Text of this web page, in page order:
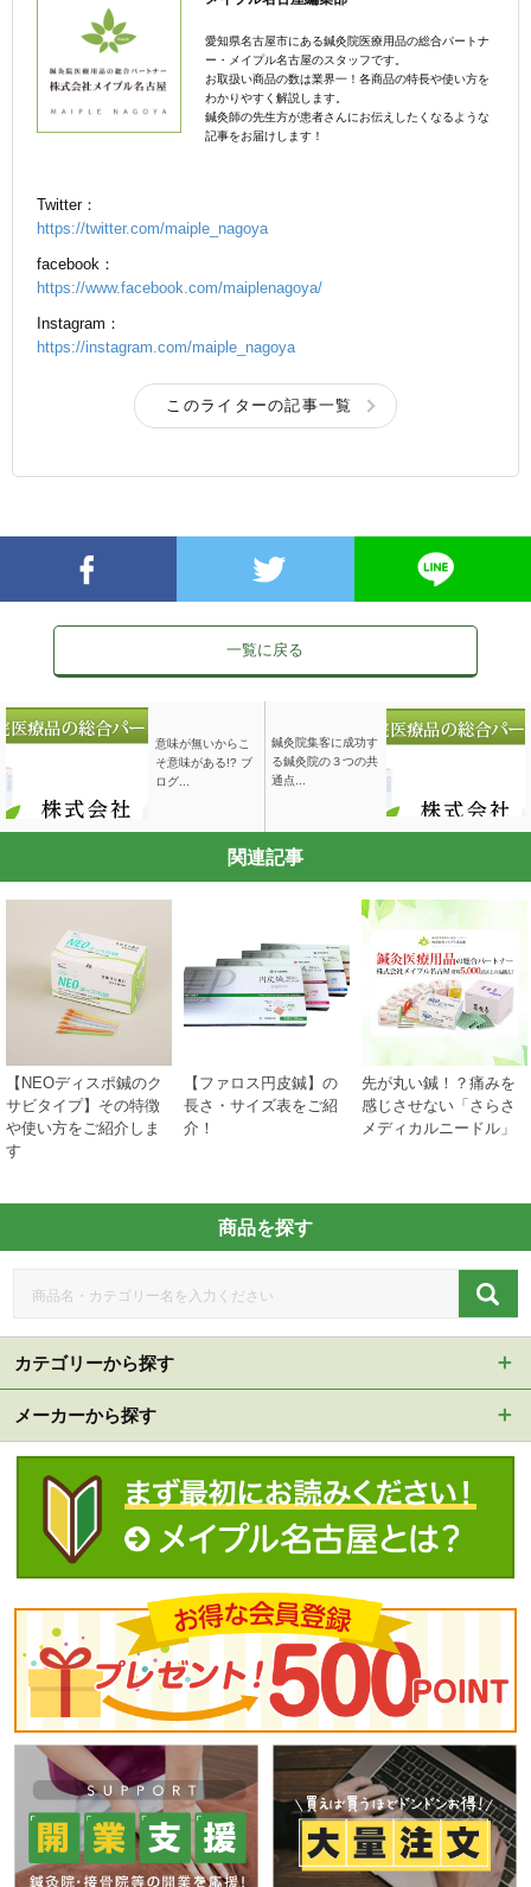
愛知県名古屋市にある鍼灸院医療用品の総合パートナ
ー・メイプル名古屋のスタッフです。
お取扱い商品の数は業界一！各商品の特長や使い方を
わかりやすく解説します。
鍼灸師の先生方が患者さんにお伝えしたくなるような
記事をお届けします！
Twitter：
https://twitter.com/maiple_nagoya
facebook：
https://www.facebook.com/maiplenagoya/
Instagram：
https://instagram.com/maiple_nagoya
このライターの記事一覧
一覧に戻る
意味が無いからこ
そ意味がある!? ブ
ログ...
鍼灸院集客に成功す
る鍼灸院の３つの共
通点...
関連記事
【NEOディスポ鍼のク
サビタイプ】その特徴
や使い方をご紹介しま
す
【ファロス円皮鍼】の
長さ・サイズ表をご紹
介！
先が丸い鍼！？痛みを
感じさせない「さらさ
メディカルニードル」
商品を探す
カテゴリーから探す
メーカーから探す